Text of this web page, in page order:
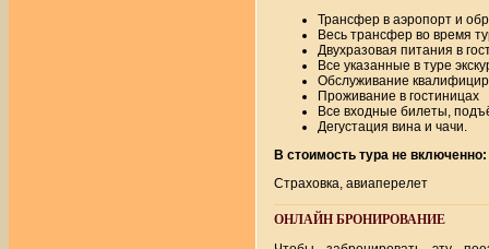
Трансфер в аэропорт и
Весь трансфер во время
Двухразовая питания в
Все указанные в туре
Обслуживание
Проживание в гостиницах
Все входные билеты,
Дегустация вина и чачи.
В стоимость тура не включенно:
Страховка, авиаперелет
ОНЛАЙН БРОНИРОВАНИЕ